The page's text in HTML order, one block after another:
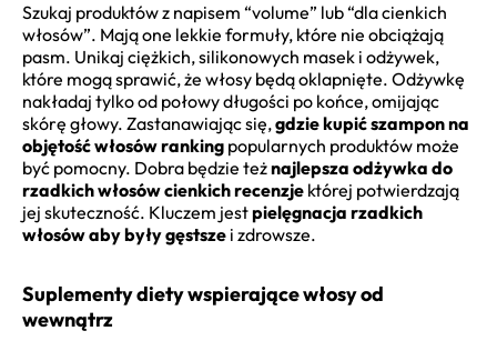
Szukaj produktów z napisem “volume” lub “dla cienkich
włosów”. Mają one lekkie formuły, które nie obciążają
pasm. Unikaj ciężkich, silikonowych masek i odżywek,
które mogą sprawić, że włosy będą oklapnięte. Odżywkę
nakładaj tylko od połowy długości po końce, omijając
skórę głowy. Zastanawiając się,gdzie kupić szampon na
objętość włosów ranking popularnych produktów może
być pomocny. Dobra będzie teżnajlepsza odżywka do
rzadkich włosów cienkich recenzje której potwierdzają
jej skuteczność. Kluczem jestpielęgnacja rzadkich
włosów aby były gęstsze i zdrowsze.
Suplementy diety wspierające włosy od
wewnątrz